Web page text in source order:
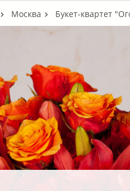
Москва Букет-квартет